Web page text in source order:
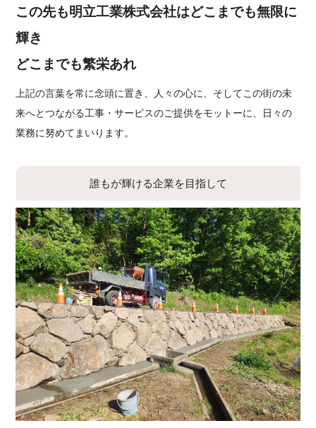
この先も明立工業株式会社はどこまでも無限に
輝き
どこまでも繁栄あれ
上記の言葉を常に念頭に置き、人々の心に、そしてこの街の未
来へとつながる工事・サービスのご提供をモットーに、日々の
業務に努めてまいります。
誰もが輝ける企業を目指して